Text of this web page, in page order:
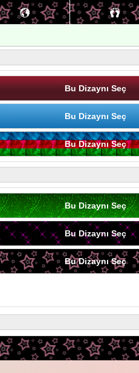
Bu Dizaynı Seç
Bu Dizaynı Seç
Bu Dizaynı Seç
Bu Dizaynı Seç
Bu Dizaynı Seç
Bu Dizaynı Seç